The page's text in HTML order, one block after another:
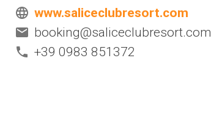
www.saliceclubresort.com
booking@saliceclubresort.com
+39 0983 851372